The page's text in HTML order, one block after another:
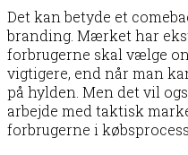
Det kan betyde et
branding. Mærket har
forbrugerne skal vælge
vigtigere, end når man
på hylden. Men det vil
arbejde med taktisk
forbrugerne i